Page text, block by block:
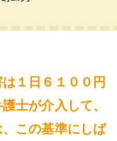
１日６１００円
士が介入して、
この基準にしば